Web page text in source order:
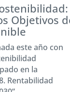
Objetivos
este año con
en la
Rentabilidad